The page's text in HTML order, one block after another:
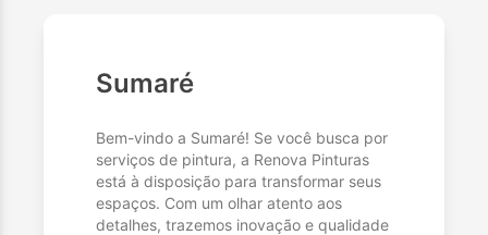
Sumaré
Bem-vindo a Sumaré! Se você busca por
serviços de pintura, a Renova Pinturas
está à disposição para transformar seus
espaços. Com um olhar atento aos
detalhes, trazemos inovação e qualidade